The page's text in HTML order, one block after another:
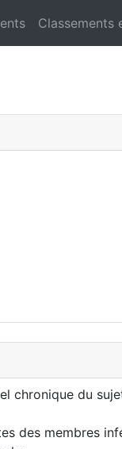
Classements
du
des membres